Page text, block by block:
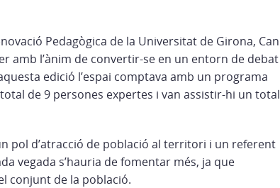
Pedagògica de la Universitat de Girona, Can
amb l’ànim de convertir-se en un entorn de debat
edició l’espai comptava amb un programa
de 9 persones expertes i van assistir-hi un total
pol d’atracció de població al territori i un referent
vegada s’hauria de fomentar més, ja que
conjunt de la població.